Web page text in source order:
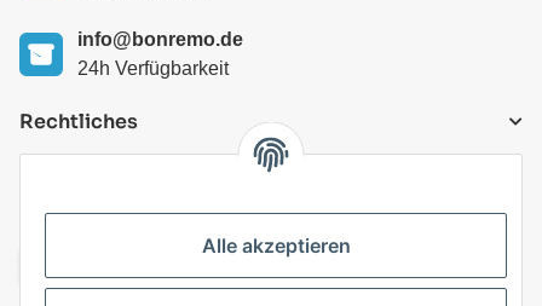
info@bonremo.de
24h Verfügbarkeit
Rechtliches
Alle akzeptieren